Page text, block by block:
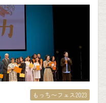
もっち〜フェス2023